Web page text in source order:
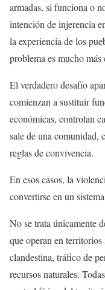
armadas, si funciona o
intención de injerencia
la experiencia de los
problema es mucho
El verdadero desafío
comienzan a sustituir
económicas, controlan
sale de una comunidad,
reglas de convivencia.
En esos casos, la
convertirse en un
No se trata únicamente
que operan en
clandestina, tráfico de
recursos naturales.